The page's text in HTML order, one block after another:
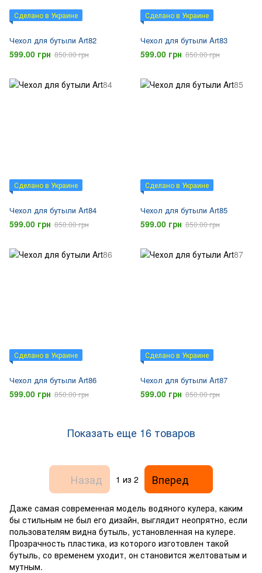
Сделано в Украине
Чехол для бутыли Art82
599.00 грн 850.00 грн
Сделано в Украине
Чехол для бутыли Art83
599.00 грн 850.00 грн
Сделано в Украине
Чехол для бутыли Art84
599.00 грн 850.00 грн
Сделано в Украине
Чехол для бутыли Art85
599.00 грн 850.00 грн
Сделано в Украине
Чехол для бутыли Art86
599.00 грн 850.00 грн
Сделано в Украине
Чехол для бутыли Art87
599.00 грн 850.00 грн
Показать еще 16 товаров
Назад 1 из 2 Вперед
Даже самая современная модель водяного кулера, каким
бы стильным не был его дизайн, выглядит неопрятно, если
пользователям видна бутыль, установленная на кулере.
Прозрачность пластика, из которого изготовлен такой
бутыль, со временем уходит, он становится желтоватым и
мутным.